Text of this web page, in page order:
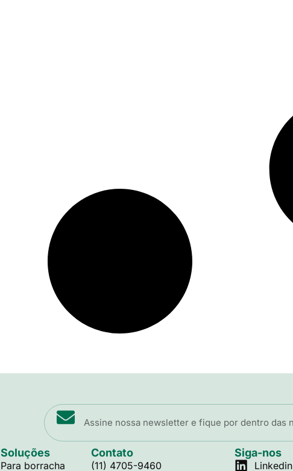
Soluções
Para borracha
Contato
(11) 4705-9460
Siga-nos
Linkedin